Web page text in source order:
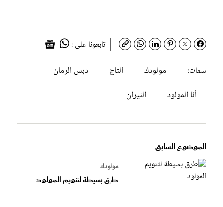
تابعونا على :
سمات:
مولودك التاج
دبس الرمان
أنا المولود
النيران
الموضوع السابق
مولودك
طرق بسيطة لتنويم المولود